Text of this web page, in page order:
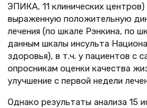
ЭПИКА, 11 клинических центров)
выраженную положительную
лечения (по шкале Рэнкина, по
данным шкалы инсульта
здоровья), в т.ч. у пациентов с
опросникам оценки качества
улучшение с первой недели
Однако результаты анализа 15